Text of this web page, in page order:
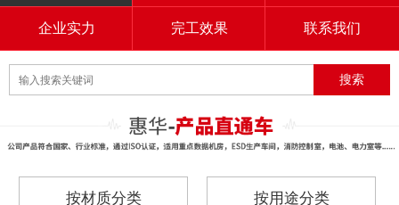
企业实力 完工效果 联系我们
按材质分类 按用途分类